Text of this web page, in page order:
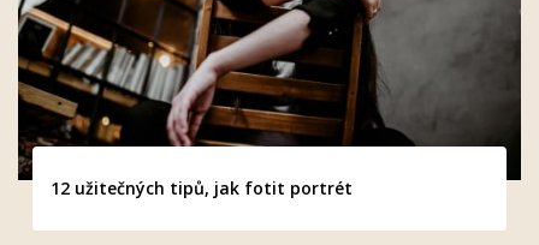
12 užitečných tipů, jak fotit portrét